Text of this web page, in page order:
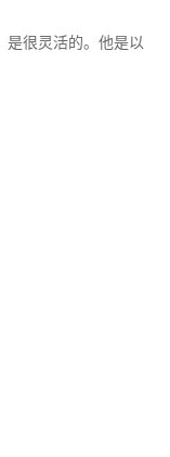
是很灵活的。他是以